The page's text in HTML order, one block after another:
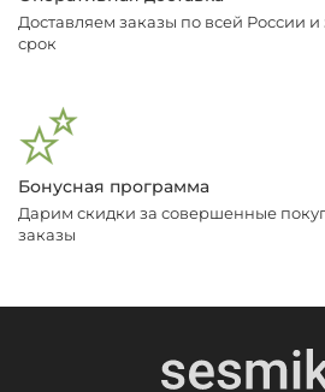
Доставляем заказы по всей России и
срок
Бонусная программа
Дарим скидки за совершенные
заказы